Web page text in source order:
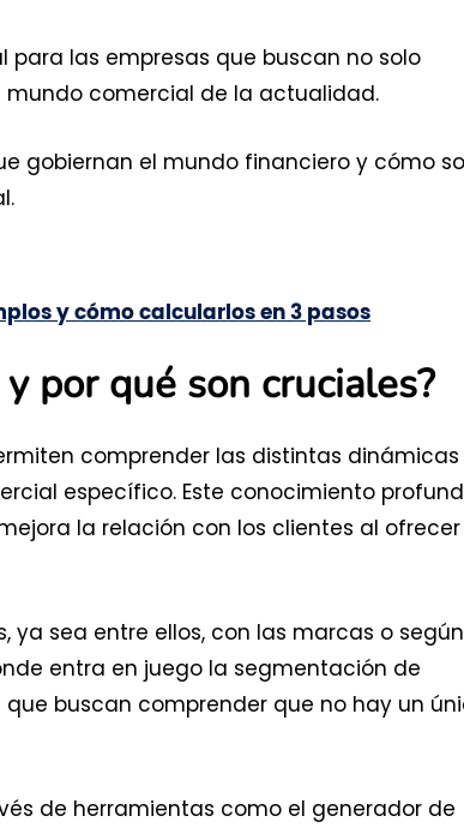
para las empresas que buscan no solo
mundo comercial de la actualidad.
gobiernan el mundo financiero y cómo
y cómo calcularlos en 3 pasos
por qué son cruciales?
comprender las distintas
específico. Este conocimiento
la relación con los clientes al ofrecer
ya sea entre ellos, con las marcas o
entra en juego la segmentación de
buscan comprender que no hay un
de herramientas como el generador de